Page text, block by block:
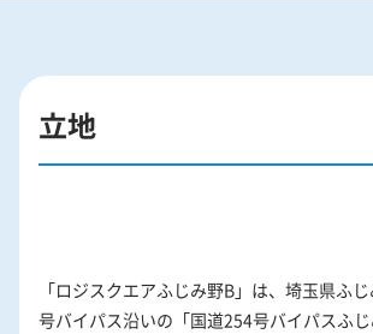
立地
「ロジスクエアふじみ野B」は、埼玉県ふ
号バイパス沿いの「国道254号バイパスふ